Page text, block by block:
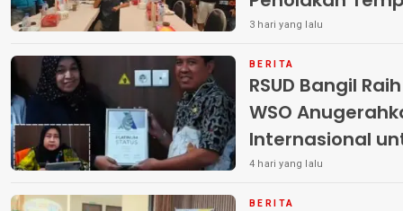
3 hari yang lalu
BERITA
RSUD Bangil
WSO
Internasional
4 hari yang lalu
BERITA